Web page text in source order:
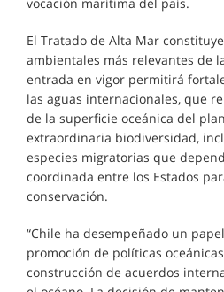
El Tratado de Alta Mar
ambientales más relevantes de
entrada en vigor permitirá
las aguas internacionales, que
de la superficie oceánica del
extraordinaria biodiversidad,
especies migratorias que
coordinada entre los Estados
conservación.
“Chile ha desempeñado un
promoción de políticas
construcción de acuerdos